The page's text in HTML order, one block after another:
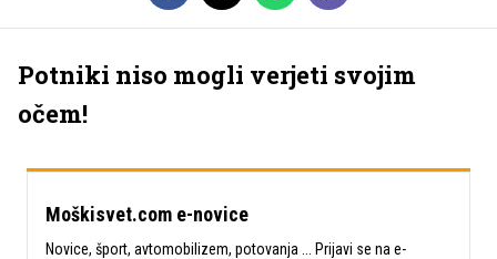
Potniki niso mogli verjeti svojim
očem!
Moškisvet.com e-novice
Novice, šport, avtomobilizem, potovanja ... Prijavi se na e-